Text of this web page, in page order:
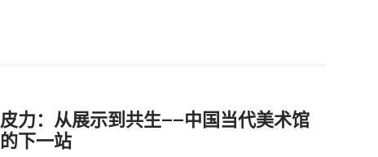
皮力：从展示到共生——中国当代美术馆
的下一站